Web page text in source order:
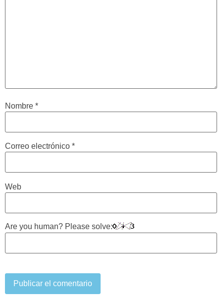
Nombre *
Correo electrónico *
Web
Are you human? Please solve: